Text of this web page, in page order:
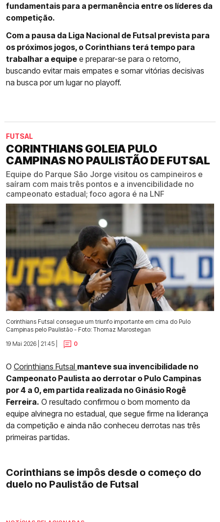
fundamentais para a permanência entre os líderes da
competição.
Com a pausa da Liga Nacional de Futsal prevista para
os próximos jogos, o Corinthians terá tempo para
trabalhar a equipe e preparar-se para o retorno,
buscando evitar mais empates e somar vitórias decisivas
na busca por um lugar no playoff.
FUTSAL
CORINTHIANS GOLEIA PULO
CAMPINAS NO PAULISTÃO DE FUTSAL
Equipe do Parque São Jorge visitou os campineiros e
saíram com mais três pontos e a invencibilidade no
campeonato estadual; foco agora é na LNF
Corinthians Futsal consegue um triunfo importante em cima do Pulo
Campinas pelo Paulistão - Foto: Thomaz Marostegan
19 Mai 2026 | 21:45 |
0
O Corinthians Futsal manteve sua invencibilidade no
Campeonato Paulista ao derrotar o Pulo Campinas
por 4 a 0, em partida realizada no Ginásio Rogê
Ferreira. O resultado confirmou o bom momento da
equipe alvinegra no estadual, que segue firme na liderança
da competição e ainda não conheceu derrotas nas três
primeiras partidas.
Corinthians se impôs desde o começo do
duelo no Paulistão de Futsal